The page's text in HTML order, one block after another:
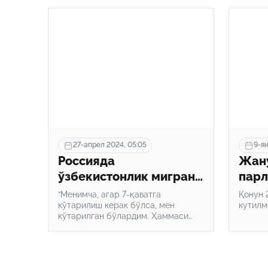
27-апрел 2024, 05:05
Россияда
ўзбекистонлик мигрант
одамларни ёнғиндан
қутқариб қолди
“Менимча, агар 7-қаватга
кўтарилиш керак бўлса, мен
кўтарилган бўлардим. Ҳаммаси
9-
Қонун